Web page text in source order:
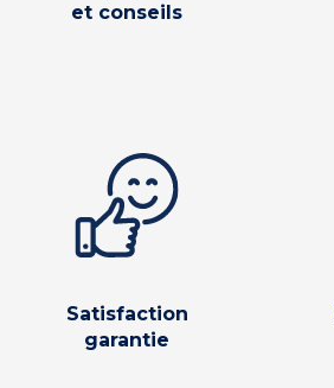
et conseils
Satisfaction
garantie